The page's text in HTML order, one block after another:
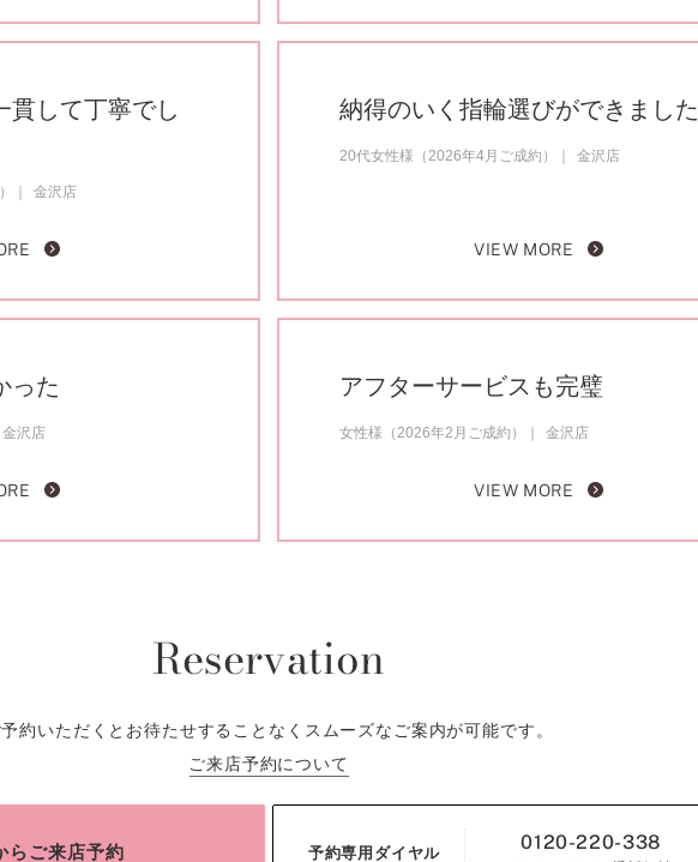
貫して丁寧でし
金沢店
納得のいく指輪選びができました
20代女性様（2026年4月ご成約） 金沢店
VIEW MORE
った
金沢店
アフターサービスも完璧
女性様（2026年2月ご成約） 金沢店
VIEW MORE
Reservation
約いただくとお待たせすることなくスムーズなご案内が可能です。
ご来店予約について
らご来店予約 予約専用ダイヤル 0120-220-338